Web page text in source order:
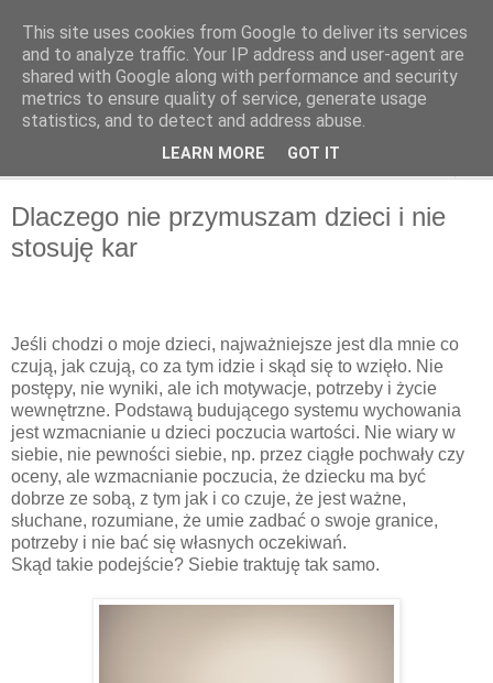
OffMatka
Dlaczego nie przymuszam dzieci i nie
stosuję kar
Jeśli chodzi o moje dzieci, najważniejsze jest dla mnie co
czują, jak czują, co za tym idzie i skąd się to wzięło. Nie
postępy, nie wyniki, ale ich motywacje, potrzeby i życie
wewnętrzne. Podstawą budującego systemu wychowania
jest wzmacnianie u dzieci poczucia wartości. Nie wiary w
siebie, nie pewności siebie, np. przez ciągłe pochwały czy
oceny, ale wzmacnianie poczucia, że dziecku ma być
dobrze ze sobą, z tym jak i co czuje, że jest ważne,
słuchane, rozumiane, że umie zadbać o swoje granice,
potrzeby i nie bać się własnych oczekiwań.
Skąd takie podejście? Siebie traktuję tak samo.
This site uses cookies from Google to deliver its services
and to analyze traffic. Your IP address and user-agent are
shared with Google along with performance and security
metrics to ensure quality of service, generate usage
statistics, and to detect and address abuse.
LEARN MORE GOT IT